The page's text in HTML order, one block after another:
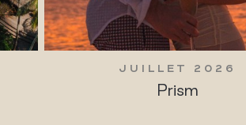
JUILLET 2026
Prism